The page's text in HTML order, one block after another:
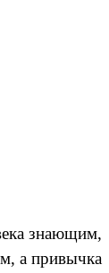
знающим,
а привычка